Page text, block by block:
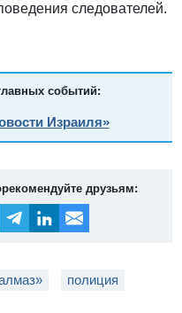
следователей.
событий:
Израиля»
друзьям:
полиция